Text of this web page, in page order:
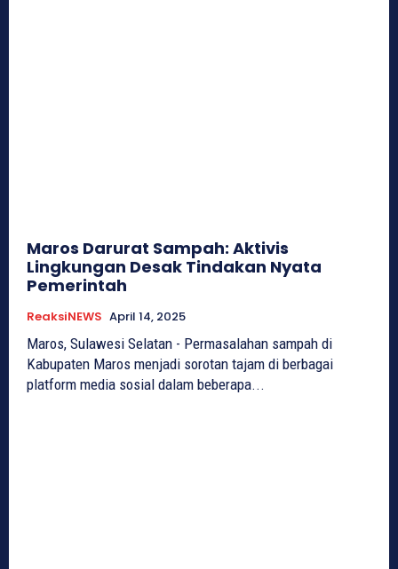
Maros Darurat Sampah: Aktivis
Lingkungan Desak Tindakan Nyata
Pemerintah
ReaksiNEWS April 14, 2025
Maros, Sulawesi Selatan - Permasalahan sampah di
Kabupaten Maros menjadi sorotan tajam di berbagai
platform media sosial dalam beberapa...